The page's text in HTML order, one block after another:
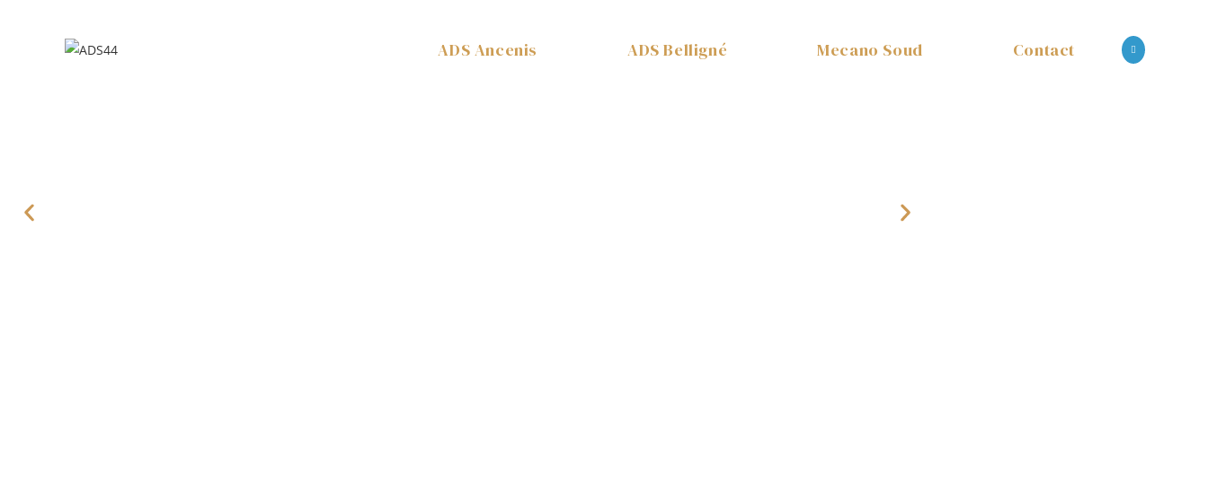
ADS Ancenis ADS Belligné Mecano Soud Contact